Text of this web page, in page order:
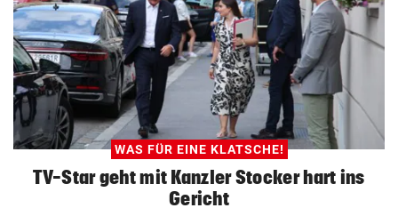
WAS FÜR EINE KLATSCHE!
TV-Star geht mit Kanzler Stocker hart ins
Gericht